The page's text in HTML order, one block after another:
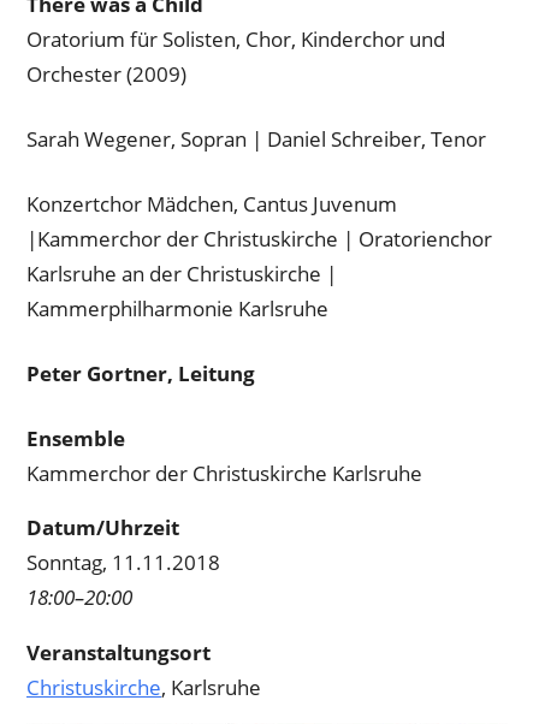
Oratorium für Solisten, Chor, Kinderchor und
Orchester (2009)
Sarah Wegener, Sopran | Daniel Schreiber, Tenor
Konzertchor Mädchen, Cantus Juvenum
|Kammerchor der Christuskirche | Oratorienchor
Karlsruhe an der Christuskirche |
Kammerphilharmonie Karlsruhe
Peter Gortner, Leitung
Ensemble
Kammerchor der Christuskirche Karlsruhe
Datum/Uhrzeit
Sonntag, 11.11.2018
18:00–20:00
Veranstaltungsort
Christuskirche, Karlsruhe